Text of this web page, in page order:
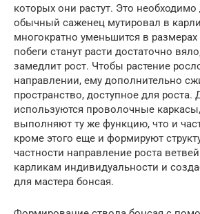
которых они растут. Это необходимо
обычный саженец мутировал в
многократно уменьшится в размерах
побеги станут расти достаточно
замедлит рост. Чтобы растение
направлении, ему дополнительно
пространство, доступное для роста.
используются проволочные
выполняют ту же функцию, что и
кроме этого еще и формируют
частности направление роста
карликам индивидуальности и
для мастера бонсая.